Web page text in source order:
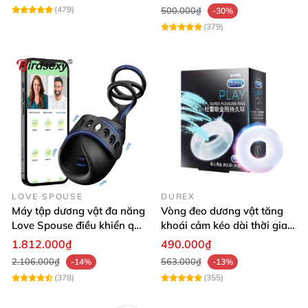
(479) 500.000₫
-30%
(379)
LOVE SPOUSE
Máy tập dương vật đa năng
Love Spouse điều khiển qua
app kèm vòng đeo
1.812.000₫
2.106.000₫
-14%
(378)
DUREX
Vòng đeo dương vật tăng
khoái cảm kéo dài thời gian
- Durex Pleasure Ring
490.000₫
563.000₫
-13%
(355)